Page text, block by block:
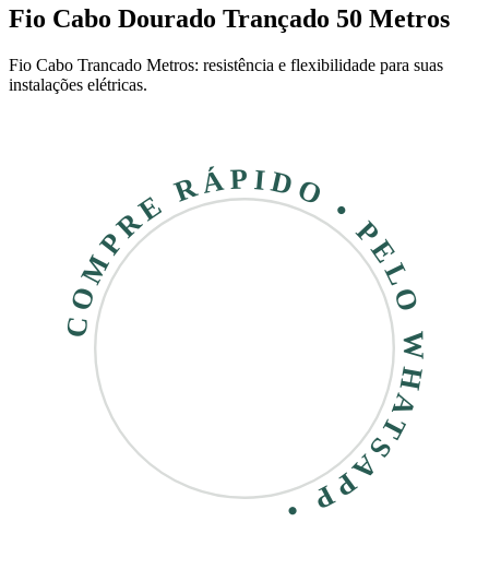
Fio Cabo Dourado Trançado 50 Metros
Fio Cabo Trancado Metros: resistência e flexibilidade para suas
instalações elétricas.
COMPRE RÁPIDO • PELO WHATSAPP •